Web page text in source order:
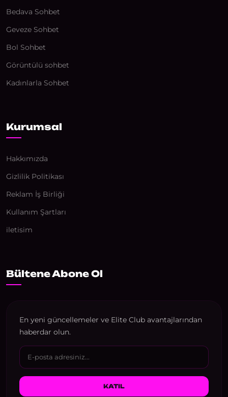
Bedava Sohbet
Geveze Sohbet
Bol Sohbet
Görüntülü sohbet
Kadınlarla Sohbet
Kurumsal
Hakkımızda
Gizlilik Politikası
Reklam İş Birliği
Kullanım Şartları
iletisim
Bültene Abone Ol
En yeni güncellemeler ve Elite Club avantajlarından
haberdar olun.
KATIL